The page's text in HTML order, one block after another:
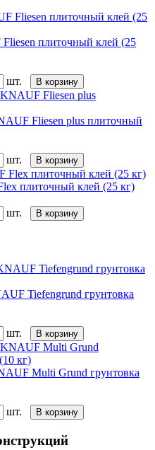
плиточный клей (25
шт.
В корзину
Fliesen plus плиточный
шт.
В корзину
плиточный клей (25 кг)
шт.
В корзину
Tiefengrund грунтовка
шт.
В корзину
Multi Grund грунтовка
шт.
В корзину